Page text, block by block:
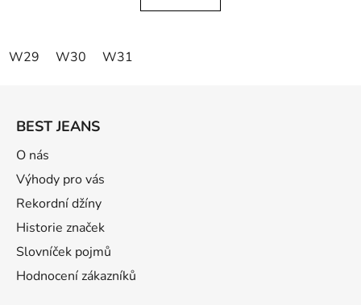
W29 W30 W31
BEST JEANS
O nás
Výhody pro vás
Rekordní džíny
Historie značek
Slovníček pojmů
Hodnocení zákazníků